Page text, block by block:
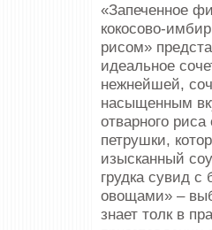
«Запеченное
кокосово-
рисом»
идеальное
нежнейшей,
насыщенным
отварного
петрушки,
изысканный
грудка сувид с
овощами» –
знает толк в